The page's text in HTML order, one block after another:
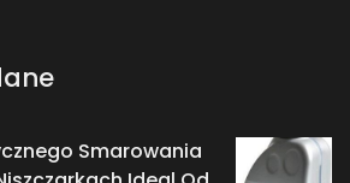
Smarowania